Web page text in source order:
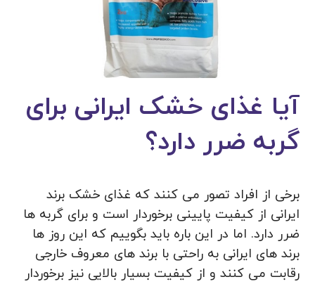
آیا غذای خشک ایرانی برای
گربه ضرر دارد؟
برخی از افراد تصور می کنند که غذای خشک برند
ایرانی از کیفیت پایینی برخوردار است و برای گربه ها
ضرر دارد. اما در این باره باید بگوییم که این روز ها
برند های ایرانی به راحتی با برند های معروف خارجی
رقابت می‌ کنند و از کیفیت بسیار بالایی نیز برخوردار